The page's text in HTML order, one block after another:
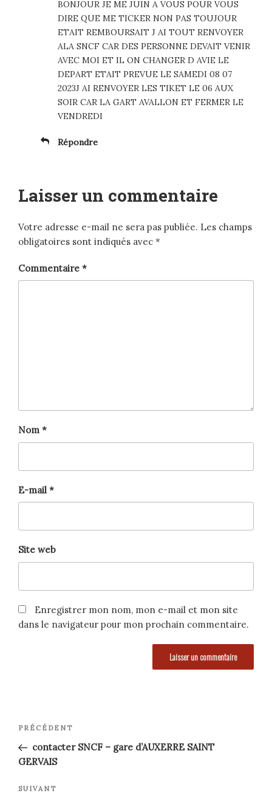
BONJOUR JE ME JUIN A VOUS POUR VOUS
DIRE QUE ME TICKER NON PAS TOUJOUR
ETAIT REMBOURSAIT J AI TOUT RENVOYER
ALA SNCF CAR DES PERSONNE DEVAIT VENIR
AVEC MOI ET IL ON CHANGER D AVIE LE
DEPART ETAIT PREVUE LE SAMEDI 08 07
2023J AI RENVOYER LES TIKET LE 06 AUX
SOIR CAR LA GART AVALLON ET FERMER LE
VENDREDI
Répondre
Laisser un commentaire
Votre adresse e-mail ne sera pas publiée. Les champs
obligatoires sont indiqués avec *
Commentaire *
Nom *
E-mail *
Site web
Enregistrer mon nom, mon e-mail et mon site
dans le navigateur pour mon prochain commentaire.
Navigation
de
l’article
Article
précédent
PRÉCÉDENT
contacter SNCF – gare d’AUXERRE SAINT
GERVAIS
Article
SUIVANT